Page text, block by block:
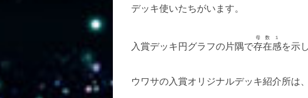
デッキ使いたちがいます。
入賞デッキ円グラフの片隅で存在感
母数１
を示
ウワサの入賞オリジナルデッキ紹介所は